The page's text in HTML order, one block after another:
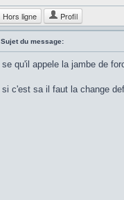
Hors ligne Profil
Sujet du message:
se qu'il appele la jambe de
si c'est sa il faut la change